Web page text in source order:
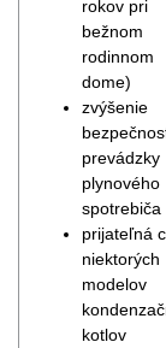
rokov pri
bežnom
rodinnom
dome)
zvýšenie
prevádzky
plynového
spotrebiča
prijateľná
niektorých
modelov
kotlov